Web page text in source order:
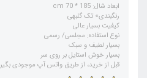
ابعاد شال: 185 * cm 70
رنگبندی» تک گلبهی
کیفیت بسیار عالی
نوع استفاده: مجلسی/ رسمی
بسیار لطیف و سبک
بسیار خوش استایل بر روی سر
قبل از خرید، از طریق واتس آپ موجودی